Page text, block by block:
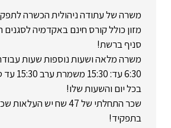
משרה של עתודה ניהולית הכשרה
מזון כולל קורס חינם באקדמיה לסגנים
סניף ברשת!
משרה מלאה ושעות נוספות שעות
6:30 עד:
בכל יום והשעות שלו!
שכר התחלתי של 47 שח יש
בתפקיד!